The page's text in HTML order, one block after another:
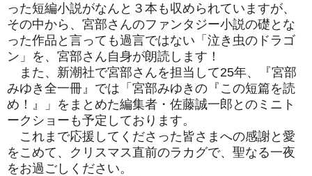
った短編小説がなんと３本も収められていますが、
その中から、宮部さんのファンタジー小説の礎とな
った作品と言っても過言ではない「泣き虫のドラゴ
ン」を、宮部さん自身が朗読します！
また、新潮社で宮部さんを担当して25年、『宮部
みゆき全一冊』では「宮部みゆきの『この短篇を読
め！』」をまとめた編集者・佐藤誠一郎とのミニト
ークショーも予定しております。
これまで応援してくださった皆さまへの感謝と愛
をこめて、クリスマス直前のラカグで、聖なる一夜
をお過ごしください。